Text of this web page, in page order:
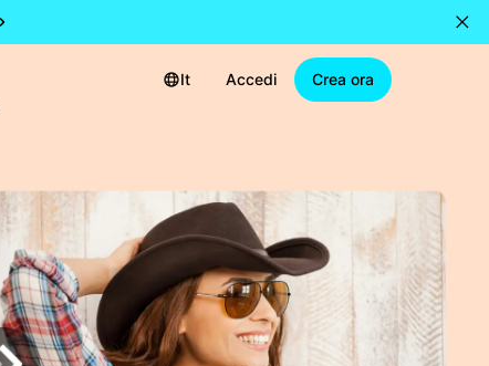
It Accedi
Crea ora